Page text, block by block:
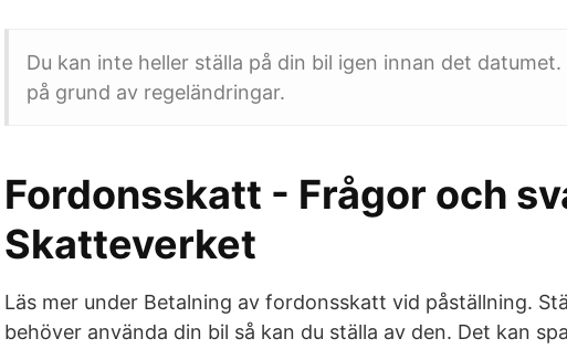
Du kan inte heller ställa på din bil igen innan det
på grund av regeländringar.
Fordonsskatt - Frågor och
Skatteverket
Läs mer under Betalning av fordonsskatt vid påställning.
behöver använda din bil så kan du ställa av den. Det kan